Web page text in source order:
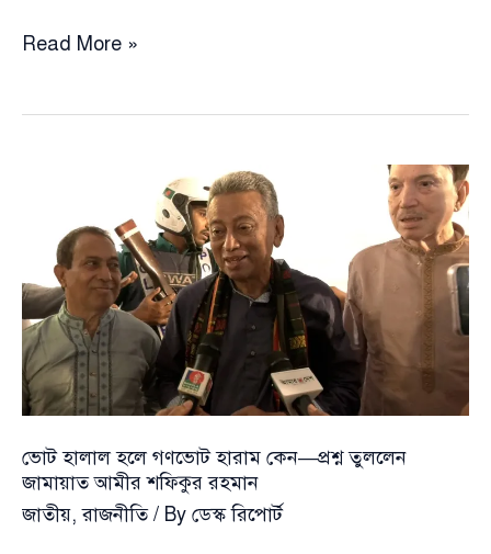
ভোট
তুললেন
জামায়াত
আমীর
শফিকুর
রহমান
Read More »
ভোট হালাল হলে গণভোট হারাম কেন—প্রশ্ন তুললেন
জামায়াত আমীর শফিকুর রহমান
জাতীয়,রাজনীতি/ By ডেস্ক রিপোর্ট